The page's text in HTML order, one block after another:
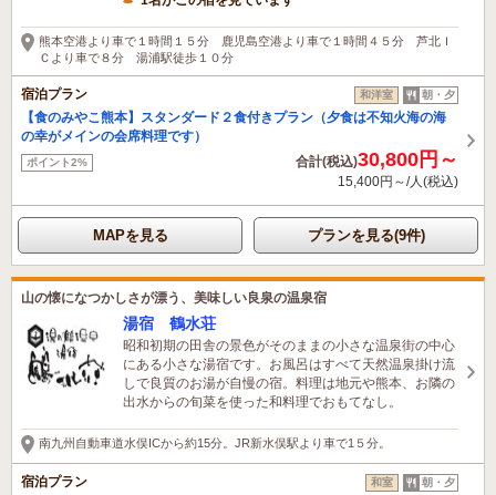
熊本空港より車で１時間１５分 鹿児島空港より車で１時間４５分 芦北Ｉ
Ｃより車で８分 湯浦駅徒歩１０分
宿泊プラン 和洋室 朝・夕
【食のみやこ熊本】スタンダード２食付きプラン（夕食は不知火海の海
の幸がメインの会席料理です）
ポイント2% 合計(税込)30,800円～
15,400円～/人(税込)
MAPを見る プランを見る(9件)
山の懐になつかしさが漂う、美味しい良泉の温泉宿
湯宿 鶴水荘
昭和初期の田舎の景色がそのままの小さな温泉街の中心
にある小さな湯宿です。お風呂はすべて天然温泉掛け流
しで良質のお湯が自慢の宿。料理は地元や熊本、お隣の
出水からの旬菜を使った和料理でおもてなし。
南九州自動車道水俣ICから約15分。JR新水俣駅より車で1５分。
宿泊プラン 和室 朝・夕